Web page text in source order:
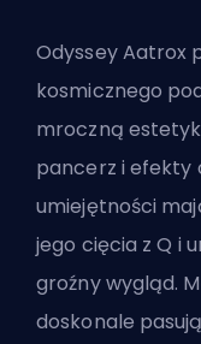
Odyssey Aatrox
kosmicznego
mroczną
pancerz i efekty
umiejętności
jego cięcia z Q i
groźny wygląd.
doskonale